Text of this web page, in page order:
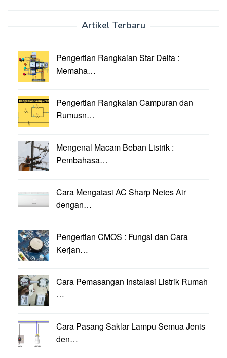
Artikel Terbaru
Pengertian Rangkaian Star Delta :
Memaha…
Pengertian Rangkaian Campuran dan
Rumusn…
Mengenal Macam Beban Listrik :
Pembahasa…
Cara Mengatasi AC Sharp Netes Air
dengan…
Pengertian CMOS : Fungsi dan Cara
Kerjan…
Cara Pemasangan Instalasi Listrik Rumah
…
Cara Pasang Saklar Lampu Semua Jenis
den…